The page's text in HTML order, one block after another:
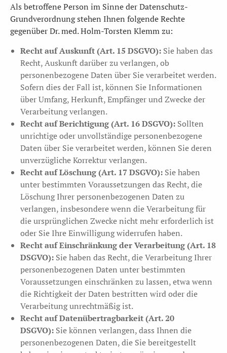
Als betroffene Person im Sinne der Datenschutz-
Grundverordnung stehen Ihnen folgende Rechte
gegenüber Dr. med. Holm-Torsten Klemm zu:
Recht auf Auskunft (Art. 15 DSGVO): Sie haben das
Recht, Auskunft darüber zu verlangen, ob
personenbezogene Daten über Sie verarbeitet werden.
Sofern dies der Fall ist, können Sie Informationen
über Umfang, Herkunft, Empfänger und Zwecke der
Verarbeitung verlangen.
Recht auf Berichtigung (Art. 16 DSGVO): Sollten
unrichtige oder unvollständige personenbezogene
Daten über Sie verarbeitet werden, können Sie deren
unverzügliche Korrektur verlangen.
Recht auf Löschung (Art. 17 DSGVO): Sie haben
unter bestimmten Voraussetzungen das Recht, die
Löschung Ihrer personenbezogenen Daten zu
verlangen, insbesondere wenn die Verarbeitung für
die ursprünglichen Zwecke nicht mehr erforderlich ist
oder Sie Ihre Einwilligung widerrufen haben.
Recht auf Einschränkung der Verarbeitung (Art. 18
DSGVO): Sie haben das Recht, die Verarbeitung Ihrer
personenbezogenen Daten unter bestimmten
Voraussetzungen einschränken zu lassen, etwa wenn
die Richtigkeit der Daten bestritten wird oder die
Verarbeitung unrechtmäßig ist.
Recht auf Datenübertragbarkeit (Art. 20
DSGVO): Sie können verlangen, dass Ihnen die
personenbezogenen Daten, die Sie bereitgestellt